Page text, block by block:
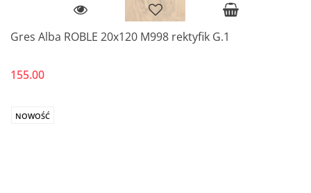
Gres Alba ROBLE 20x120 M998 rektyfik G.1
155.00
NOWOŚĆ